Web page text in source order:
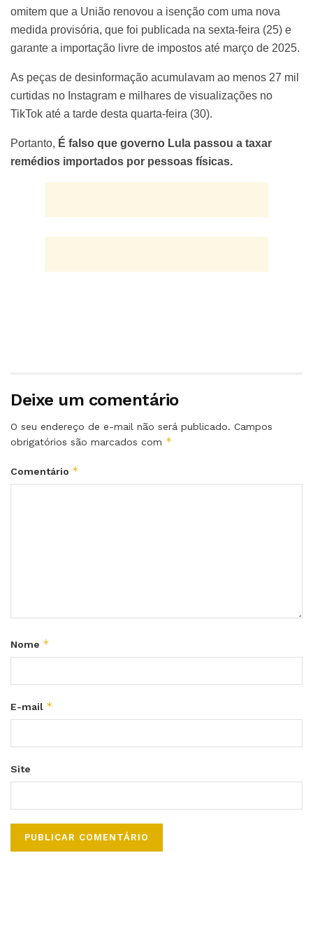
omitem que a União renovou a isenção com uma nova
medida provisória, que foi publicada na sexta-feira (25) e
garante a importação livre de impostos até março de 2025.
As peças de desinformação acumulavam ao menos 27 mil
curtidas no Instagram e milhares de visualizações no
TikTok até a tarde desta quarta-feira (30).
Portanto, É falso que governo Lula passou a taxar
remédios importados por pessoas físicas.
Deixe um comentário
O seu endereço de e-mail não será publicado. Campos
obrigatórios são marcados com *
Comentário *
Nome *
E-mail *
Site